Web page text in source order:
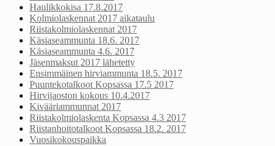
Haulikkokisa 17.8.2017
Kolmiolaskennat 2017 aikataulu
Riistakolmiolaskennat 2017
Käsiaseammunta 18.6. 2017
Käsiaseammunta 4.6. 2017
Jäsenmaksut 2017 lähetetty
Ensimmäinen hirviammunta 18.5. 2017
Puuntekotalkoot Kopsassa 17.5 2017
Hirvijaoston kokous 10.4.2017
Kivääriammunnat 2017
Riistakolmiolaskenta Kopsassa 4.3 2017
Riistanhoitotalkoot Kopsassa 18.2. 2017
Vuosikokouspaikka